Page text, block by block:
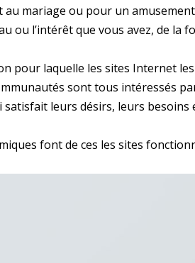
mariage ou pour un
ou l’intérêt que vous avez, de la
pour laquelle les sites Internet
sont tous intéressés
satisfait leurs désirs, leurs
font de ces les sites